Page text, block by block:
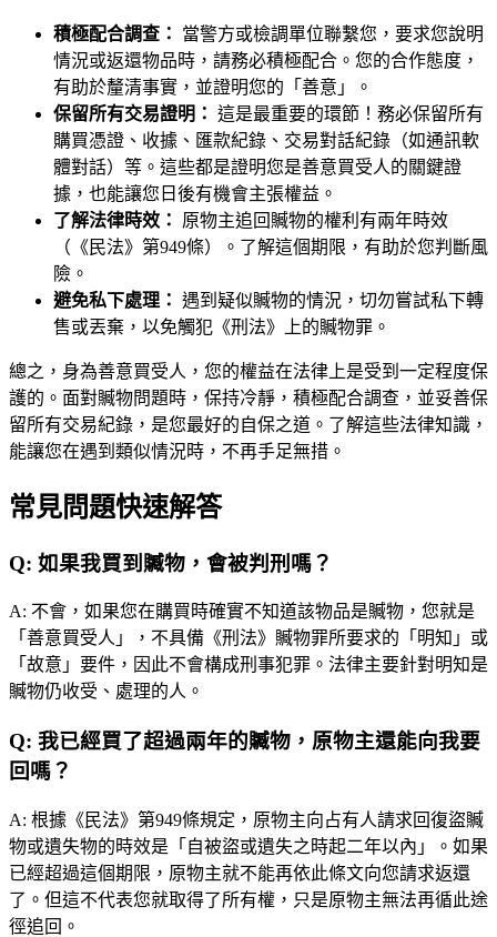
積極配合調查：
當警方或檢調單位聯繫您，要求您說明
情況或返還物品時，請務必積極配合。您的合作態度，
有助於釐清事實，並證明您的「善意」。
保留所有交易證明： 這是最重要的環節！務必保留所有
購買憑證、收據、匯款紀錄、交易對話紀錄（如通訊軟
體對話）等。這些都是證明您是善意買受人的關鍵證
據，也能讓您日後有機會主張權益。
了解法律時效：
原物主追回贓物的權利有兩年時效
（《民法》第949條）。了解這個期限，有助於您判斷風
險。
避免私下處理： 遇到疑似贓物的情況，切勿嘗試私下轉
售或丟棄，以免觸犯《刑法》上的贓物罪。
總之，身為善意買受人，您的權益在法律上是受到一定程度保
護的。面對贓物問題時，保持冷靜，積極配合調查，並妥善保
留所有交易紀錄，是您最好的自保之道。了解這些法律知識，
能讓您在遇到類似情況時，不再手足無措。
常見問題快速解答
Q: 如果我買到贓物，會被判刑嗎？
A: 不會，如果您在購買時確實不知道該物品是贓物，您就是
「善意買受人」，不具備《刑法》贓物罪所要求的「明知」或
「故意」要件，因此不會構成刑事犯罪。法律主要針對明知是
贓物仍收受、處理的人。
Q: 我已經買了超過兩年的贓物，原物主還能向我要
回嗎？
A: 根據《民法》第949條規定，原物主向占有人請求回復盜贓
物或遺失物的時效是「自被盜或遺失之時起二年以內」。如果
已經超過這個期限，原物主就不能再依此條文向您請求返還
了。但這不代表您就取得了所有權，只是原物主無法再循此途
徑追回。